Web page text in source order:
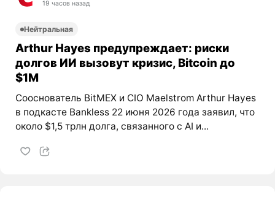
19 часов назад
Нейтральная
Arthur Hayes предупреждает: риски
долгов ИИ вызовут кризис, Bitcoin до
$1M
Сооснователь BitMEX и CIO Maelstrom Arthur Hayes
в подкасте Bankless 22 июня 2026 года заявил, что
около $1,5 трлн долга, связанного с AI и...